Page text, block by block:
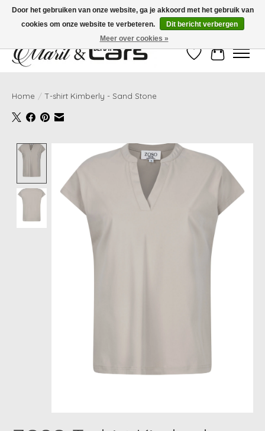
Gratis verzending vanaf €99,- | Voor 16:00 uur besteld, vandaag verzonden!
Verlanglijst
Home / T-shirt Kimberly - Sand Stone
Product image slideshow Items
Door het gebruiken van onze website, ga je akkoord met het gebruik van
cookies om onze website te verbeteren.
Dit bericht verbergen
Meer over cookies »